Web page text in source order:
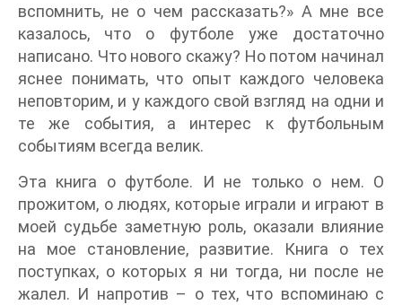
вспомнить, не о чем рассказать?» А мне все
казалось, что о футболе уже достаточно
написано. Что нового скажу? Но потом начинал
яснее понимать, что опыт каждого человека
неповторим, и у каждого свой взгляд на одни и
те же события, а интерес к футбольным
событиям всегда велик.
Эта книга о футболе. И не только о нем. О
прожитом, о людях, которые играли и играют в
моей судьбе заметную роль, оказали влияние
на мое становление, развитие. Книга о тех
поступках, о которых я ни тогда, ни после не
жалел. И напротив – о тех, что вспоминаю с